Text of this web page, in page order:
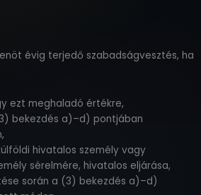
évig terjedő szabadságvesztés, ha
ezt meghaladó értékre,
bekezdés a)–d) pontjában
hivatalos személy vagy
sérelmére, hivatalos eljárása,
során a (3) bekezdés a)–d)